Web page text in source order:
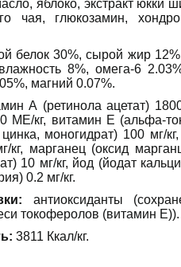
яблоко, экстракт юкки
чая, глюкозамин,
белок 30%, сырой жир
8%, омега-6
магний 0.07%.
А (ретинола ацетат)
МЕ/кг, витамин Е (альфа-
моногидрат) 100 мг/
кг, марганец (оксид
10 мг/кг, йод (йодат
0.2 мг/кг.
антиоксиданты
токоферолов (витамин Е)).
3811 Ккал/кг.